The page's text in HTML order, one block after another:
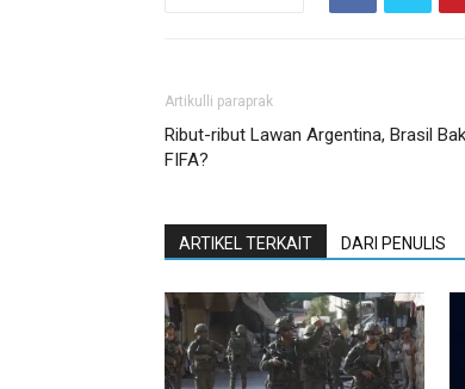
Artikulli paraprak
Ribut-ribut Lawan Argentina, Brasil
FIFA?
ARTIKEL TERKAIT DARI PENULIS